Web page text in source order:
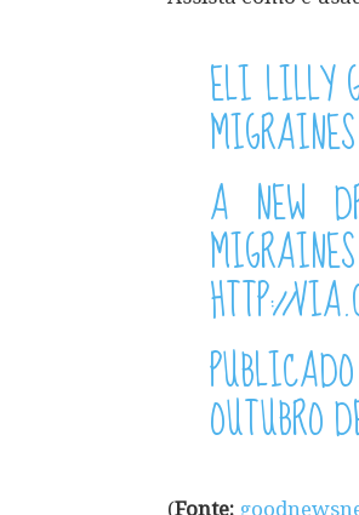
ELI LILLY
MIGRAINES
A NEW
HTTP://
OUTUBRO
(Fonte: